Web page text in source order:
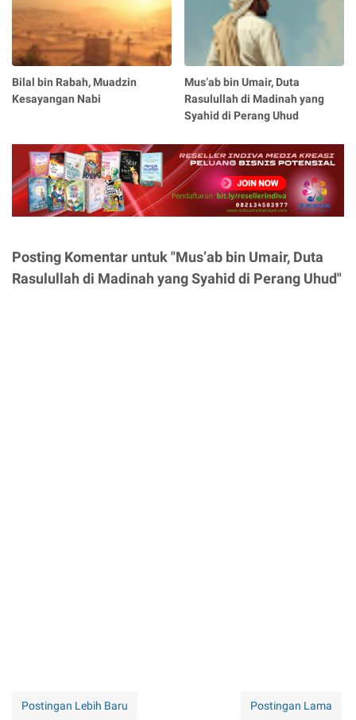
Bilal bin Rabah, Muadzin
Kesayangan Nabi
Mus’ab bin Umair, Duta
Rasulullah di Madinah yang
Syahid di Perang Uhud
Posting Komentar untuk "Mus’ab bin Umair, Duta
Rasulullah di Madinah yang Syahid di Perang Uhud"
Postingan Lebih Baru Postingan Lama